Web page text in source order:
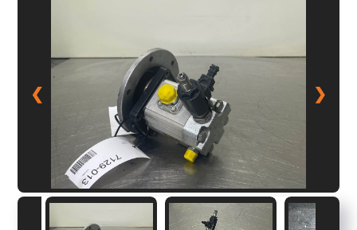
❮ ❯